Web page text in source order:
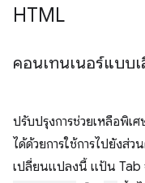
HTML
คอนเทนเนอร์แบบ
ปรับปรุงการช่วยเหลือพิเ
ได้ด้วยการใช้การไปยังส่
เปลี่ยนแปลงนี้ แป้น Tab